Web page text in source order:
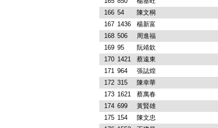
166 54
陳文桐
167 1436
楊新富
168 506
周進福
169 95
阮靖欽
170 1421
蔡遠東
171 964
張誌煌
172 315
陳幸華
173 1621
蔡萬春
174 699
黃賢雄
175 154
陳文忠